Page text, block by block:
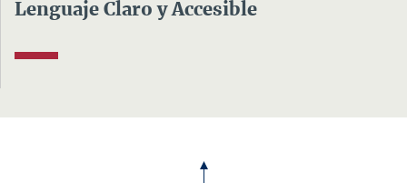
Lenguaje Claro y Accesible